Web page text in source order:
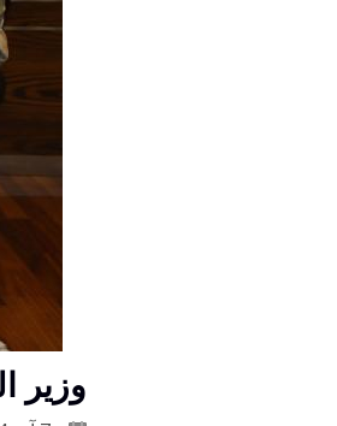
وزير